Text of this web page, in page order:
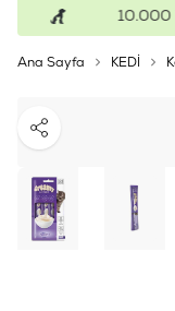
10.000 TL
Ana Sayfa KEDİ
Paylaş